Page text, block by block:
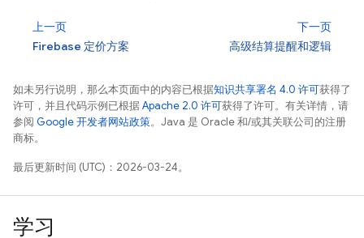
上一页
Firebase 定价方案
下一页
高级结算提醒和逻辑
如未另行说明，那么本页面中的内容已根据知识共享署名 4.0 许可获得了
许可，并且代码示例已根据Apache 2.0 许可获得了许可。有关详情，请
参阅 Google 开发者网站政策。Java 是 Oracle 和/或其关联公司的注册
商标。
最后更新时间 (UTC)：2026-03-24。
学习